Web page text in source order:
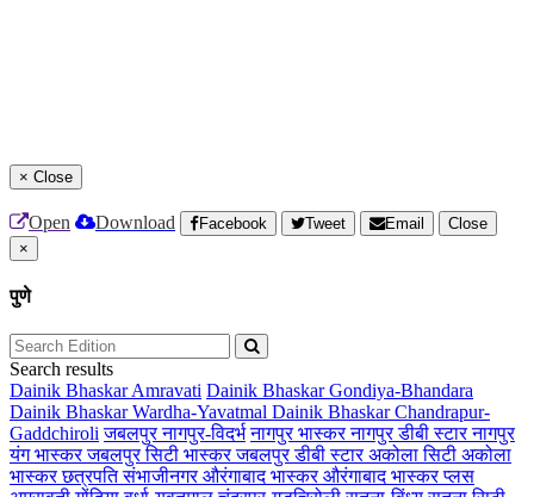
× Close
Open Download Facebook Tweet Email
Close
×
पुणे
Search results
Dainik Bhaskar Amravati Dainik Bhaskar Gondiya-Bhandara
Dainik Bhaskar Wardha-Yavatmal Dainik Bhaskar Chandrapur-
Gaddchiroli जबलपुरनागपुर-विदर्भ नागपुर भास्करनागपुर डीबी स्टारनागपुर
यंग भास्करजबलपुर सिटी भास्करजबलपुर डीबी स्टारअकोला सिटी अकोला
भास्करछत्रपति संभाजीनगरऔरंगाबाद भास्करऔरंगाबाद भास्कर प्लस